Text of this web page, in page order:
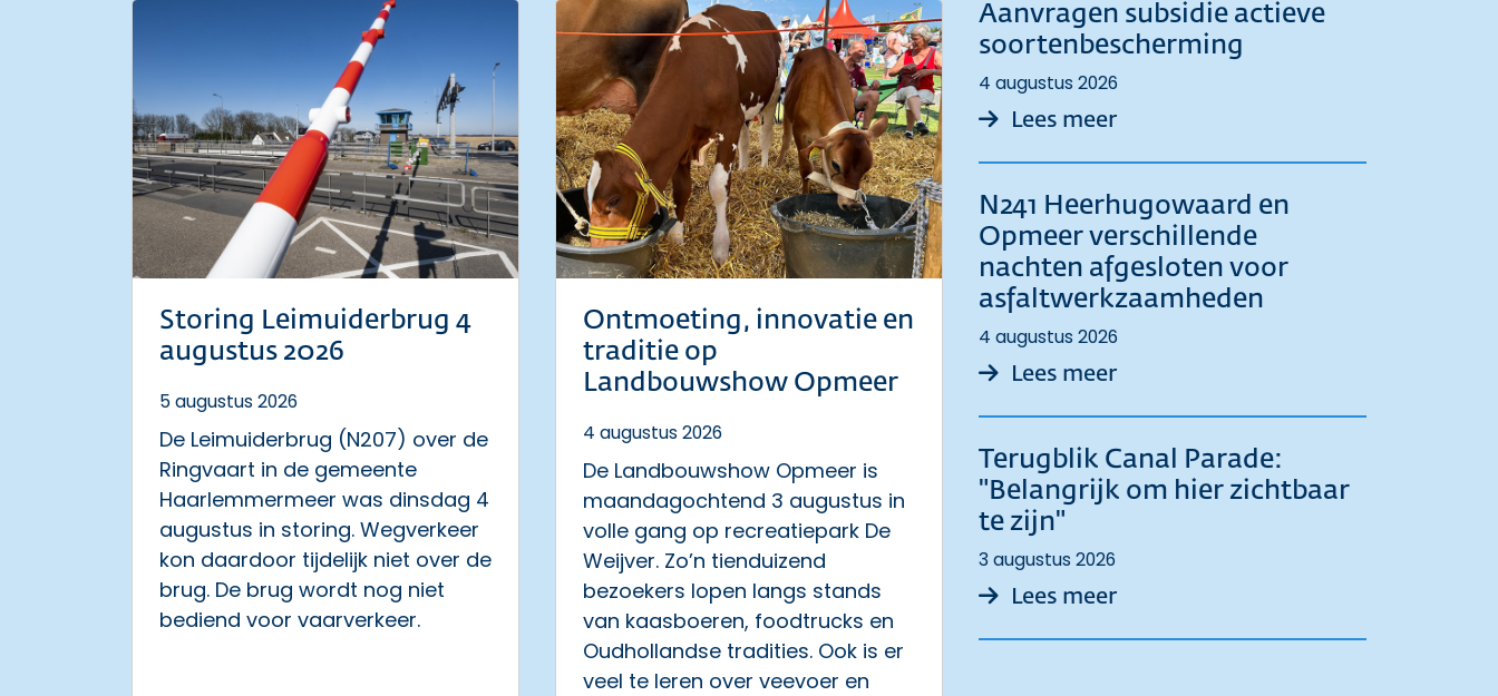
Storing Leimuiderbrug 4
augustus 2026
5 augustus 2026
De Leimuiderbrug (N207) over de
Ringvaart in de gemeente
Haarlemmermeer was dinsdag 4
augustus in storing. Wegverkeer
kon daardoor tijdelijk niet over de
brug. De brug wordt nog niet
bediend voor vaarverkeer.
Ontmoeting, innovatie en
traditie op
Landbouwshow Opmeer
4 augustus 2026
De Landbouwshow Opmeer is
maandagochtend 3 augustus in
volle gang op recreatiepark De
Weijver. Zo’n tienduizend
bezoekers lopen langs stands
van kaasboeren, foodtrucks en
Oudhollandse tradities. Ook is er
veel te leren over veevoer en
Aanvragen subsidie actieve
soortenbescherming
4 augustus 2026
Lees meerover Aanvragen subsidie actieve
N241 Heerhugowaard en
Opmeer verschillende
nachten afgesloten voor
asfaltwerkzaamheden
4 augustus 2026
Lees meerover N241 Heerhugowaard en
Terugblik Canal Parade:
"Belangrijk om hier zichtbaar
te zijn"
3 augustus 2026
Lees meerover Terugblik Canal Parade: